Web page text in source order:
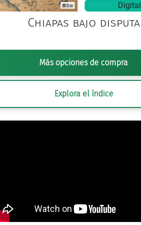
Digital
Chiapas bajo disputa
Más opciones de compra
Explora el índice